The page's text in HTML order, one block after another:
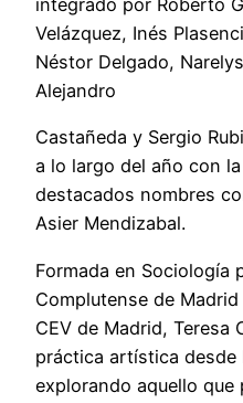
integrado por Roberto
Velázquez, Inés
Néstor Delgado,
Alejandro
Castañeda y Sergio
a lo largo del año con
destacados nombres
Asier Mendizabal.
Formada en Sociología
Complutense de
CEV de Madrid, Teresa
práctica artística desde
explorando aquello que